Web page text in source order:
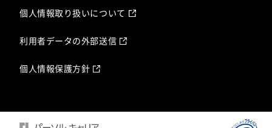
個人情報取り扱いについて
利用者データの外部送信
個人情報保護方針